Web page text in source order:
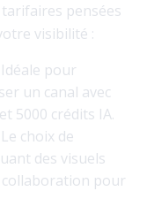
pensées
visibilité :
Idéale pour
un canal avec
5000 crédits IA.
Le choix de
des visuels
pour